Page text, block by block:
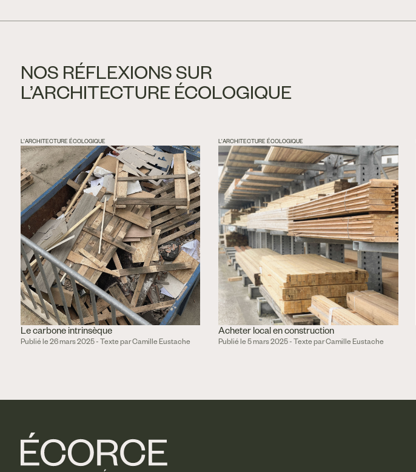
NOS RÉFLEXIONS SUR
L’ARCHITECTURE ÉCOLOGIQUE
L'ARCHITECTURE ÉCOLOGIQUE
Le carbone intrinsèque
Publié le 26 mars 2025 - Texte par Camille Eustache
L'ARCHITECTURE ÉCOLOGIQUE
Acheter local en construction
Publié le 5 mars 2025 - Texte par Camille Eustache